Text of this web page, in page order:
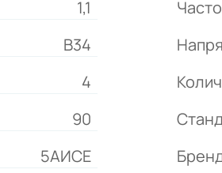
1,1
B34
4
90
5АИСЕ